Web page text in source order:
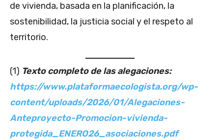
de vivienda, basada en la planificación, la
sostenibilidad, la justicia social y el respeto al
territorio.
(1) Texto completo de las alegaciones:
https://www.plataformaecologista.org/wp-
content/uploads/2026/01/Alegaciones-
Anteproyecto-Promocion-vivienda-
protegida_ENERO26_asociaciones.pdf